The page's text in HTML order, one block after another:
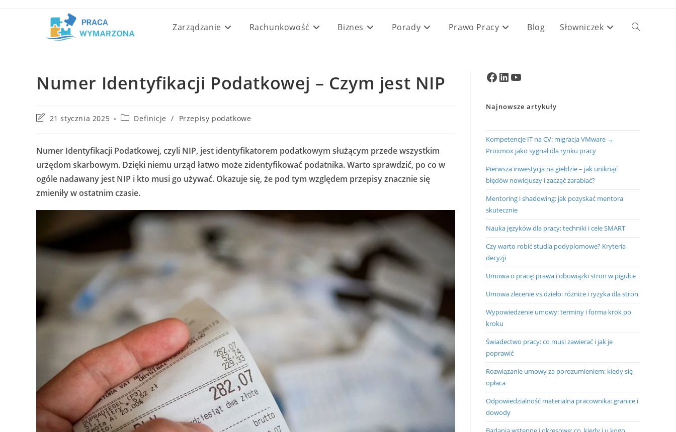
Zarządzanie Rachunkowość Biznes Porady Prawo Pracy Blog Słowniczek Toggle
Numer Identyfikacji Podatkowej – Czym jest NIP
Post21 stycznia 2025
PostDefinicje / Przepisy podatkowe
Numer Identyfikacji Podatkowej, czyli NIP, jest identyfikatorem podatkowym służącym przede wszystkim
urzędom skarbowym. Dzięki niemu urząd łatwo może zidentyfikować podatnika. Warto sprawdzić, po co w
ogóle nadawany jest NIP i kto musi go używać. Okazuje się, że pod tym względem przepisy znacznie się
zmieniły w ostatnim czasie.
Facebook
LinkedInYouTube
Najnowsze artykuły
Kompetencje IT na CV: migracja VMware →
Proxmox jako sygnał dla rynku pracy
Pierwsza inwestycja na giełdzie – jak uniknąć
błędów nowicjuszy i zacząć zarabiać?
Mentoring i shadowing: jak pozyskać mentora
skutecznie
Nauka języków dla pracy: techniki i cele SMART
Czy warto robić studia podyplomowe? Kryteria
decyzji
Umowa o pracę: prawa i obowiązki stron w pigułce
Umowa zlecenie vs dzieło: różnice i ryzyka dla stron
Wypowiedzenie umowy: terminy i forma krok po
kroku
Świadectwo pracy: co musi zawierać i jak je
poprawić
Rozwiązanie umowy za porozumieniem: kiedy się
opłaca
Odpowiedzialność materialna pracownika: granice i
dowody